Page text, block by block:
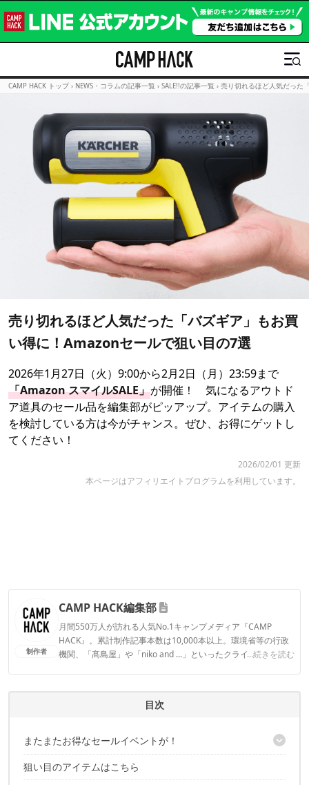
CAMP HACK トップ › NEWS・コラムの記事一覧 › SALE!!の記事一覧 › 売り切れるほど人気だった
売り切れるほど人気だった「バズギア」もお買
い得に！Amazonセールで狙い目の7選
2026年1月27日（火）9:00から2月2日（月）23:59まで
「Amazon スマイルSALE」が開催！ 気になるアウトド
ア道具のセール品を編集部がピッアップ。アイテムの購入
を検討している方は今がチャンス。ぜひ、お得にゲットし
てください！
2026/02/01 更新
本ページはアフィリエイトプログラムを利用しています。
制作者
CAMP HACK編集部
月間550万人が訪れる人気No.1キャンプメディア『CAMP
HACK』。累計制作記事本数は10,000本以上。環境省等の行政
機関、「髙島屋」や「niko and ...」といったクライアントとの
...続きを読む
CAMP HACK編集部のプロフィール
目次
またまたお得なセールイベントが！
こちらの記事でもセール品を紹介中！
狙い目のアイテムはこちら